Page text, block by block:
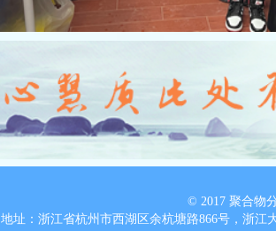
© 2017 聚合物
地址：浙江省杭州市西湖区余杭塘路866号，浙